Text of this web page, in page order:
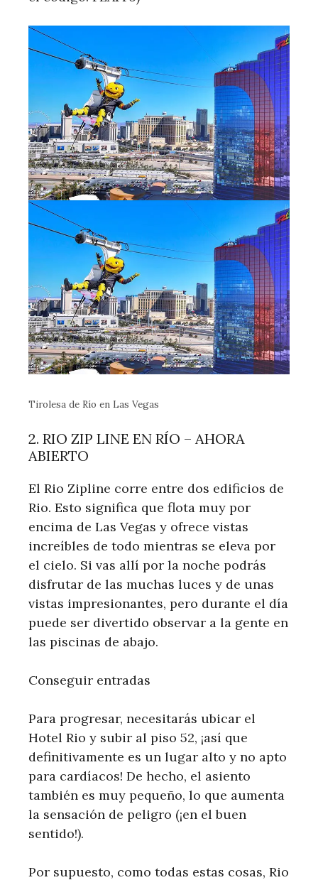
Tirolesa de Río en Las Vegas
2. RIO ZIP LINE EN RÍO – AHORA
ABIERTO
El Rio Zipline corre entre dos edificios de
Rio. Esto significa que flota muy por
encima de Las Vegas y ofrece vistas
increíbles de todo mientras se eleva por
el cielo. Si vas allí por la noche podrás
disfrutar de las muchas luces y de unas
vistas impresionantes, pero durante el día
puede ser divertido observar a la gente en
las piscinas de abajo.
Conseguir entradas
Para progresar, necesitarás ubicar el
Hotel Rio y subir al piso 52, ¡así que
definitivamente es un lugar alto y no apto
para cardíacos! De hecho, el asiento
también es muy pequeño, lo que aumenta
la sensación de peligro (¡en el buen
sentido!).
Por supuesto, como todas estas cosas, Rio